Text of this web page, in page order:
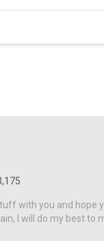
with you and hope
I will do my best to